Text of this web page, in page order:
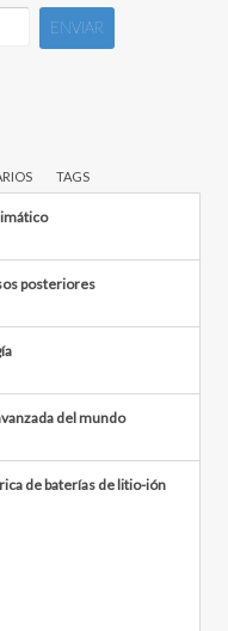
TAGS
posteriores
del mundo
de baterías de litio-ión